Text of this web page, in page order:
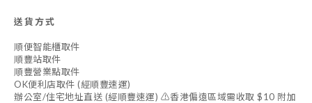
送貨方式
順便智能櫃取件
順豐站取件
順豐營業點取件
OK便利店取件 (經順豐速運)
辦公室/住宅地址直送 (經順豐速運) ⚠️香港偏遠區域需收取 $10 附加